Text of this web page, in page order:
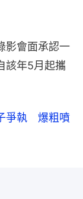
影會面承認一
該年5月起攜
爭執 爆粗噴